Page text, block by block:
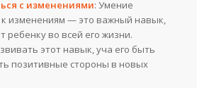
с изменениями: Умение
к изменениям — это важный навык,
ребенку во всей его жизни.
этот навык, уча его быть
позитивные стороны в новых